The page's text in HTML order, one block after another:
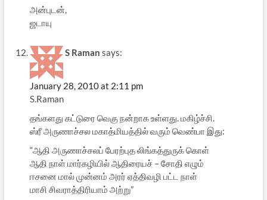
அன்புடன்,
ஜடாயு
S Raman says:
January 28, 2010 at 2:11 pm
S.Raman
தங்களது கட்டுரை வெகு நன்றாக உள்ளது. மகிழ்ச்சி.
ஸ்ரீ அருணாச்சல மகாத்மியத்தில் வரும் வெண்பா இது:
“ஆதி அருணாச்சலப் பேரற்புத லிங்கத்துருக் கொள்
ஆதி நாள் மார்கழியில் ஆதிரையச் – சோதி எழும்
ஈசனை மால் முன்னம் அரர் ஏத்திவழி பட்ட நாள்
மாசி சிவராத்திரியாம் அற்று”